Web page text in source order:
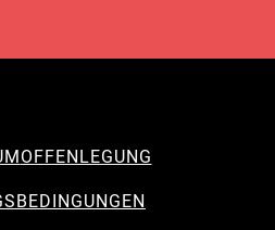
OFFENLEGUNG